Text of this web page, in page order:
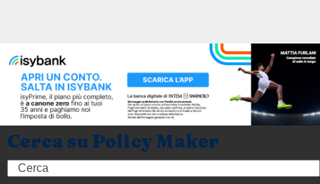
Cerca su Policy Maker
Search